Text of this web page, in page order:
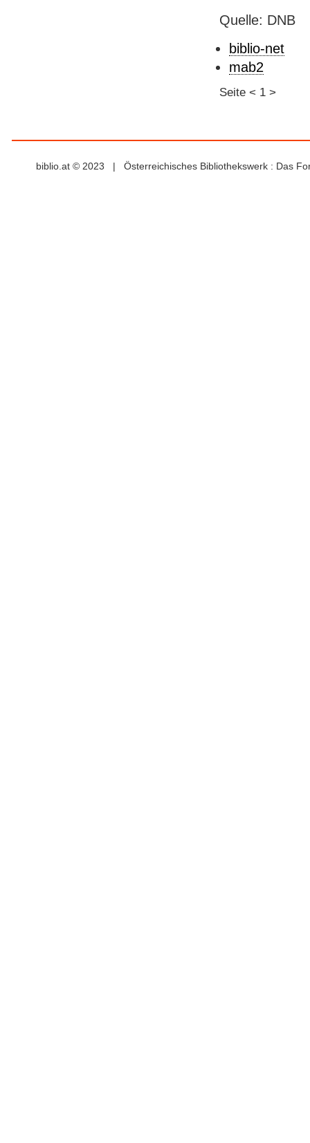
Quelle: DNB
biblio-net
mab2
Seite < 1 >
biblio.at © 2023 | Österreichisches Bibliothekswerk : Das